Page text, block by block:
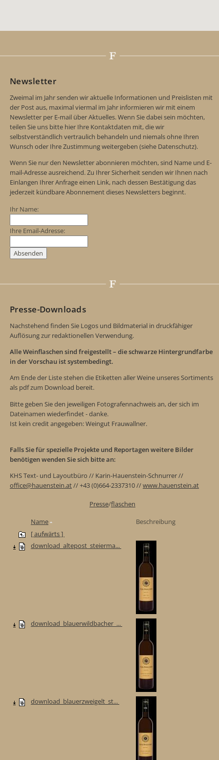
Newsletter
Zweimal im Jahr senden wir aktuelle Informationen und Preislisten mit
der Post aus, maximal viermal im Jahr informieren wir mit einem
Newsletter per E-mail über Aktuelles. Wenn Sie dabei sein möchten,
teilen Sie uns bitte hier Ihre Kontaktdaten mit, die wir
selbstverständlich vertraulich behandeln und niemals ohne Ihren
Wunsch oder Ihre Zustimmung weitergeben (siehe Datenschutz).
Wenn Sie nur den Newsletter abonnieren möchten, sind Name und E-
mail-Adresse ausreichend. Zu Ihrer Sicherheit senden wir Ihnen nach
Einlangen Ihrer Anfrage einen Link, nach dessen Bestätigung das
jederzeit kündbare Abonnement dieses Newsletters beginnt.
Ihr Name:
Ihre Email-Adresse:
Presse-Downloads
Nachstehend finden Sie Logos und Bildmaterial in druckfähiger
Auflösung zur redaktionellen Verwendung.
Alle Weinflaschen sind freigestellt – die schwarze Hintergrundfarbe
in der Vorschau ist systembedingt.
Am Ende der Liste stehen die Etiketten aller Weine unseres Sortiments
als pdf zum Download bereit.
Bitte geben Sie den jeweiligen Fotografennachweis an, der sich im
Dateinamen wiederfindet - danke.
Ist kein credit angegeben: Weingut Frauwallner.
Falls Sie für spezielle Projekte und Reportagen weitere Bilder
benötigen wenden Sie sich bitte an:
KHS Text- und Layoutbüro // Karin-Hauenstein-Schnurrer //
office@hauenstein.at// +43 (0)664-2337310 //www.hauenstein.at
Presse/flaschen
Name
Beschreibung
[ aufwärts ]
download_altepost_steierma...
download_blauerwildbacher_...
download_blauerzweigelt_st...